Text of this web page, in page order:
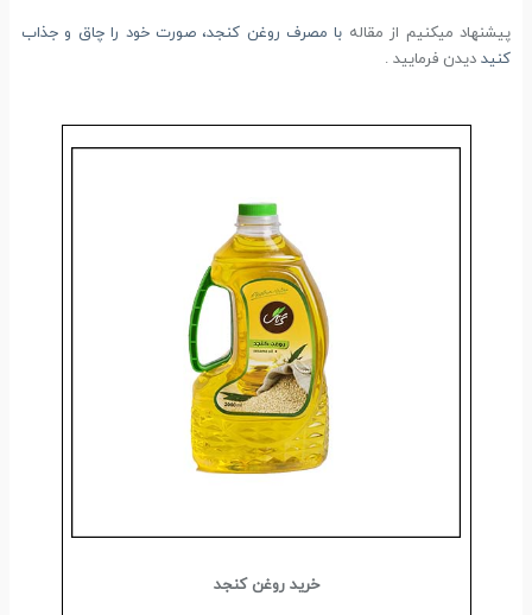
پیشنهاد میکنیم از مقاله با مصرف روغن کنجد، صورت خود را چاق و جذاب
کنید دیدن فرمایید .
خرید روغن کنجد